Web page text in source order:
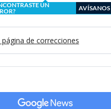
UN
AVÍSANOS
de correcciones